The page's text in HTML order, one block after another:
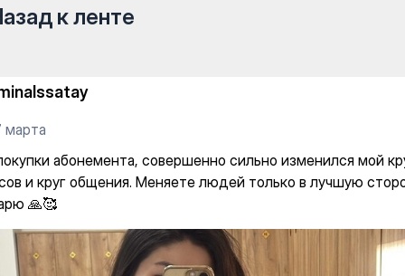
к ленте
марта
абонемента, совершенно сильно изменился мой
и круг общения. Меняете людей только в лучшую
🙏🥰